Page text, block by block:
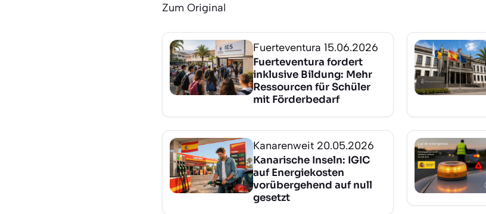
Zum Original
Fuerteventura 15.06.2026
Fuerteventura fordert
inklusive Bildung: Mehr
Ressourcen für Schüler
mit Förderbedarf
Kanarenweit 20.05.2026
Kanarische Inseln: IGIC
auf Energiekosten
vorübergehend auf null
gesetzt